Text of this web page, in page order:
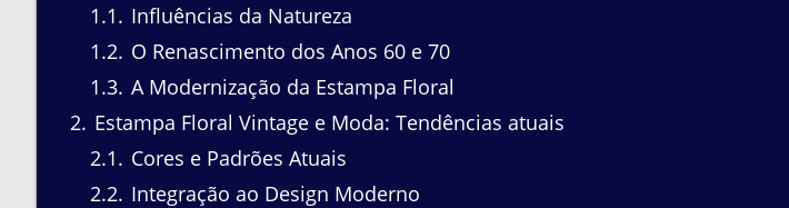
1.1
Influências da Natureza
1.2 O Renascimento dos Anos 60 e 70
1.3 A Modernização da Estampa Floral
2 Estampa Floral Vintage e Moda: Tendências atuais
2.1
Cores e Padrões Atuais
2.2 Integração ao Design Moderno